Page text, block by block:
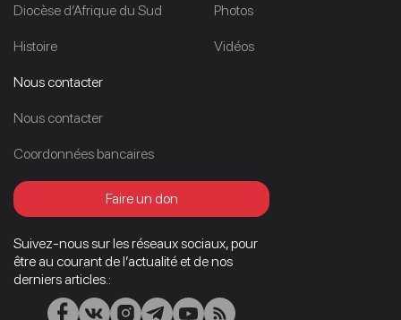
Diocèse d’Afrique du Sud
Histoire
Photos
Vidéos
Nous contacter
Nous contacter
Coordonnées bancaires
Faire un don
Suivez-nous sur les réseaux sociaux, pour
être au courant de l’actualité et de nos
derniers articles.: